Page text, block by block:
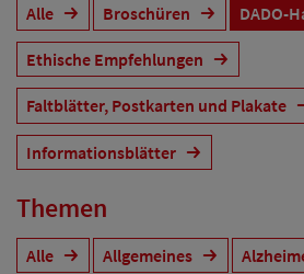
Alle Broschüren DADO-
Ethische Empfehlungen
Faltblätter, Postkarten und Plakate
Informationsblätter
Themen
Alle Allgemeines